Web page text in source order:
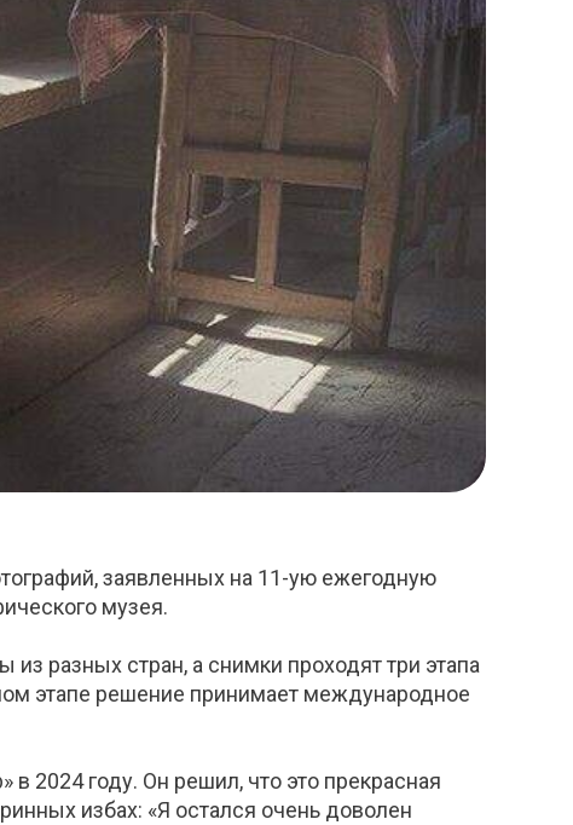
заявленных на 11-ую ежегодную
музея.
разных стран, а снимки проходят три этапа
этапе решение принимает международное
в 2024 году. Он решил, что это прекрасная
избах: «Я остался очень доволен